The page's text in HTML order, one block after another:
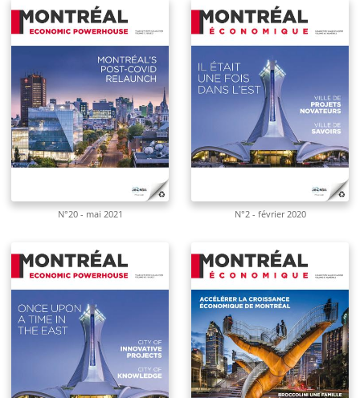
N°20 - mai 2021 N°2 - février 2020